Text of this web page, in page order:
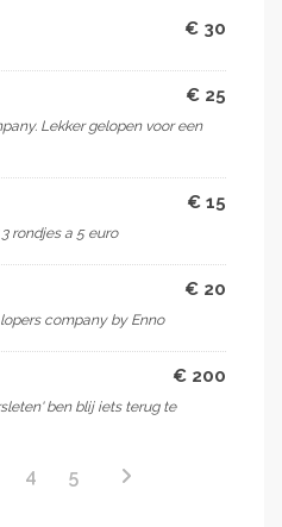
€ 30
€ 25
Lekker gelopen voor een
€ 15
rondjes a 5 euro
€ 20
company by Enno
€ 200
ben blij iets terug te
4 5